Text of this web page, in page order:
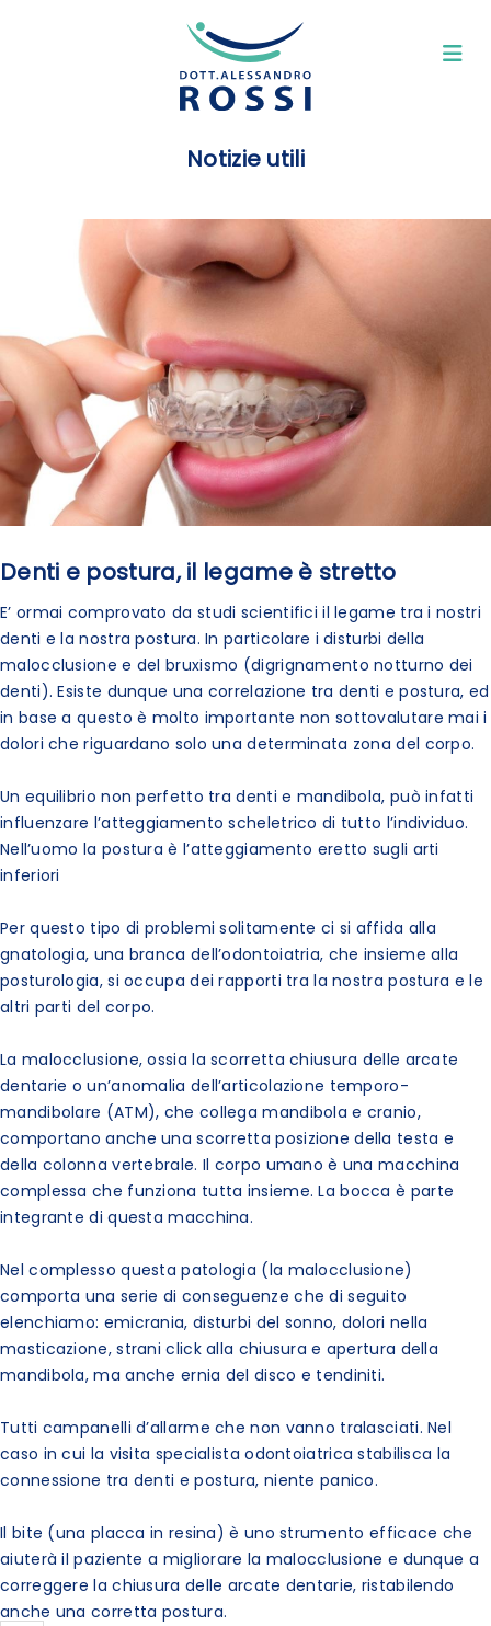
Notizie utili
Denti e postura, il legame è stretto
E’ ormai comprovato da studi scientifici il legame tra i nostri
denti e la nostra postura. In particolare i disturbi della
malocclusione e del bruxismo (digrignamento notturno dei
denti). Esiste dunque una correlazione tra denti e postura, ed
in base a questo è molto importante non sottovalutare mai i
dolori che riguardano solo una determinata zona del corpo.
Un equilibrio non perfetto tra denti e mandibola, può infatti
influenzare l’atteggiamento scheletrico di tutto l’individuo.
Nell’uomo la postura è l’atteggiamento eretto sugli arti
inferiori
Per questo tipo di problemi solitamente ci si affida alla
gnatologia, una branca dell’odontoiatria, che insieme alla
posturologia, si occupa dei rapporti tra la nostra postura e le
altri parti del corpo.
La malocclusione, ossia la scorretta chiusura delle arcate
dentarie o un’anomalia dell’articolazione temporo-
mandibolare (ATM), che collega mandibola e cranio,
comportano anche una scorretta posizione della testa e
della colonna vertebrale. Il corpo umano è una macchina
complessa che funziona tutta insieme. La bocca è parte
integrante di questa macchina.
Nel complesso questa patologia (la malocclusione)
comporta una serie di conseguenze che di seguito
elenchiamo: emicrania, disturbi del sonno, dolori nella
masticazione, strani click alla chiusura e apertura della
mandibola, ma anche ernia del disco e tendiniti.
Tutti campanelli d’allarme che non vanno tralasciati. Nel
caso in cui la visita specialista odontoiatrica stabilisca la
connessione tra denti e postura, niente panico.
Il bite (una placca in resina) è uno strumento efficace che
aiuterà il paziente a migliorare la malocclusione e dunque a
correggere la chiusura delle arcate dentarie, ristabilendo
anche una corretta postura.